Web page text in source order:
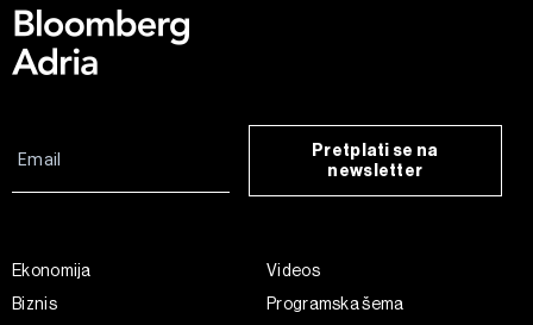
Pretplati se na
newsletter
Ekonomija
Biznis
Videos
Programska šema